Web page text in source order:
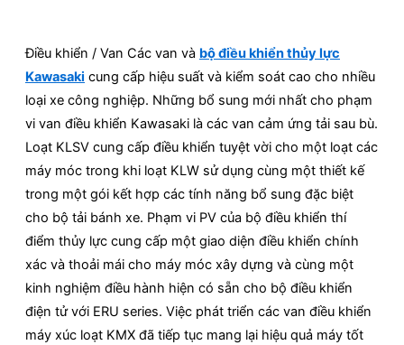
Điều khiển / Van Các van và bộ điều khiển thủy lực
Kawasaki cung cấp hiệu suất và kiểm soát cao cho nhiều
loại xe công nghiệp. Những bổ sung mới nhất cho phạm
vi van điều khiển Kawasaki là các van cảm ứng tải sau bù.
Loạt KLSV cung cấp điều khiển tuyệt vời cho một loạt các
máy móc trong khi loạt KLW sử dụng cùng một thiết kế
trong một gói kết hợp các tính năng bổ sung đặc biệt
cho bộ tải bánh xe. Phạm vi PV của bộ điều khiển thí
điểm thủy lực cung cấp một giao diện điều khiển chính
xác và thoải mái cho máy móc xây dựng và cùng một
kinh nghiệm điều hành hiện có sẵn cho bộ điều khiển
điện tử với ERU series. Việc phát triển các van điều khiển
máy xúc loạt KMX đã tiếp tục mang lại hiệu quả máy tốt